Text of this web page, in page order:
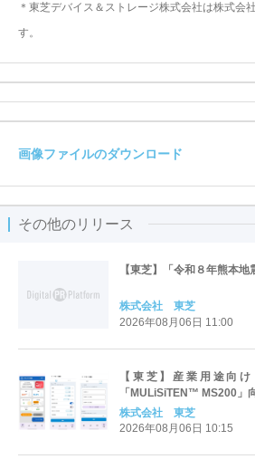
＊東芝デバイス＆ストレージ株式会社は株式会
す。
画像ファイルのダウンロード
その他のリリース
【東芝】「令和８年熊本
株式会社 東芝
2026年08月06日 11:00
【東芝】産業用途向
「MULiSiTEN™ MS200」
を提供開始
株式会社 東芝
2026年08月06日 10:15